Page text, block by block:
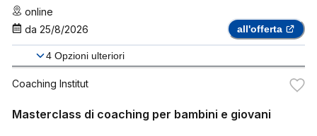
online
da 25/8/2026 all'offerta
4 Opzioni ulteriori
Coaching Institut
Masterclass di coaching per bambini e giovani